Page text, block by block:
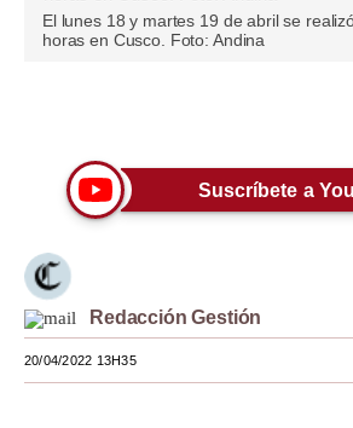
Pregunta de hoy
Viajes
Moda
Estilos
El lunes 18 y martes 19 de abril se
horas en Cusco. Foto: Andina
Suscríbete a
Redacción Gestión
20/04/2022 13H35